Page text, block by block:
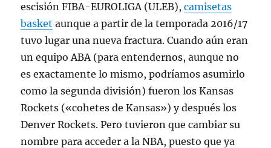
escisión FIBA-EUROLIGA (ULEB),camisetas
basket aunque a partir de la temporada 2016/17
tuvo lugar una nueva fractura. Cuando aún eran
un equipo ABA (para entendernos, aunque no
es exactamente lo mismo, podríamos asumirlo
como la segunda división) fueron los Kansas
Rockets («cohetes de Kansas») y después los
Denver Rockets. Pero tuvieron que cambiar su
nombre para acceder a la NBA, puesto que ya